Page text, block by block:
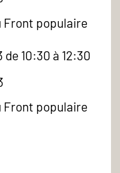
Front populaire
10:30 à 12:30
Front populaire